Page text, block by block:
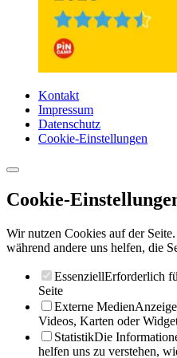
Kontakt
Impressum
Datenschutz
Cookie-Einstellungen
Cookie-
Wir nutzen Cookies auf der
während andere uns helfen, die
EssenziellErforderlich
Seite
Externe Medien
Videos, Karten oder
StatistikDie
helfen uns zu verstehen,